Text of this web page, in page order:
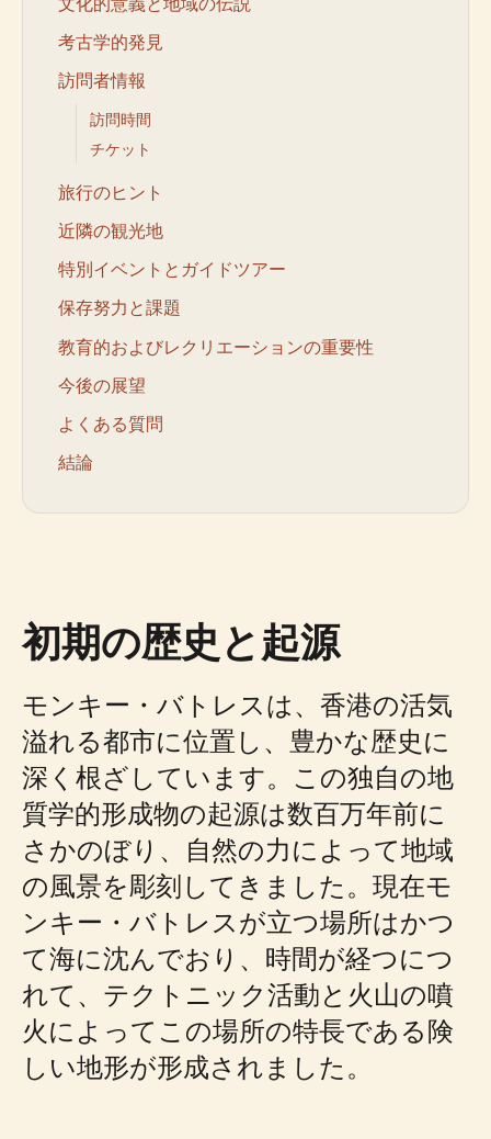
考古学的発見
訪問者情報
訪問時間
チケット
旅行のヒント
近隣の観光地
特別イベントとガイドツアー
保存努力と課題
教育的およびレクリエーションの重要性
今後の展望
よくある質問
結論
初期の歴史と起源
モンキー・バトレスは、香港の活気
溢れる都市に位置し、豊かな歴史に
深く根ざしています。この独自の地
質学的形成物の起源は数百万年前に
さかのぼり、自然の力によって地域
の風景を彫刻してきました。現在モ
ンキー・バトレスが立つ場所はかつ
て海に沈んでおり、時間が経つにつ
れて、テクトニック活動と火山の噴
火によってこの場所の特長である険
しい地形が形成されました。